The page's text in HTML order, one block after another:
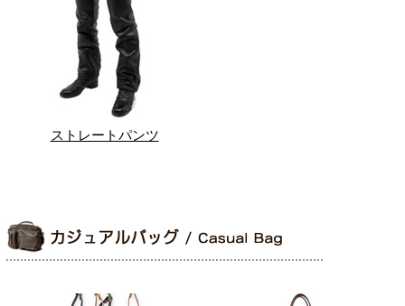
ストレートパンツ